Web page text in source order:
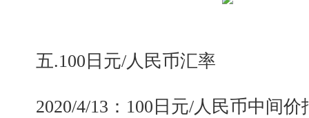
五.100日元/人民币汇率
2020/4/13：100日元/人民币中间价